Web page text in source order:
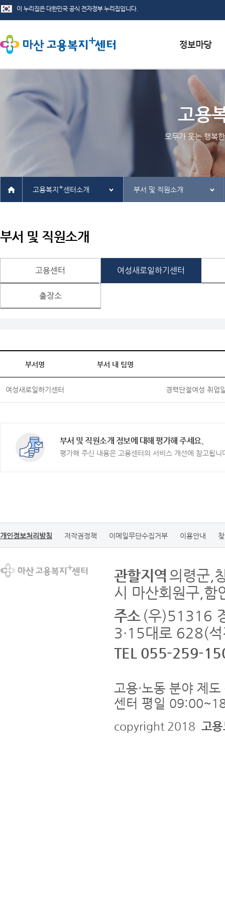
서식자료실
채용정보
인재정보
관련사이트
고용
모두가 웃는 행복
고용복지 +센터소개 부서 및 직원소개
부서 및 직원소개
고용센터 여성새로일하기센터
출장소
부서명 부서 내 팀명
여성새로일하기센터 경력단절여성 취업
부서 및 직원소개 정보에 대해 평가해 주세요.
평가해 주신 내용은 고용센터의 서비스 개선에 참고됩니
개인정보처리방침 저작권정책 이메일무단수집거부 이용안내
관할지역 의령군,
시 마산회원구,함
주소 (우)51316
3·15대로 628(
TEL 055-259-
고용·노동 분야 제
센터 평일
copyright 2018 고